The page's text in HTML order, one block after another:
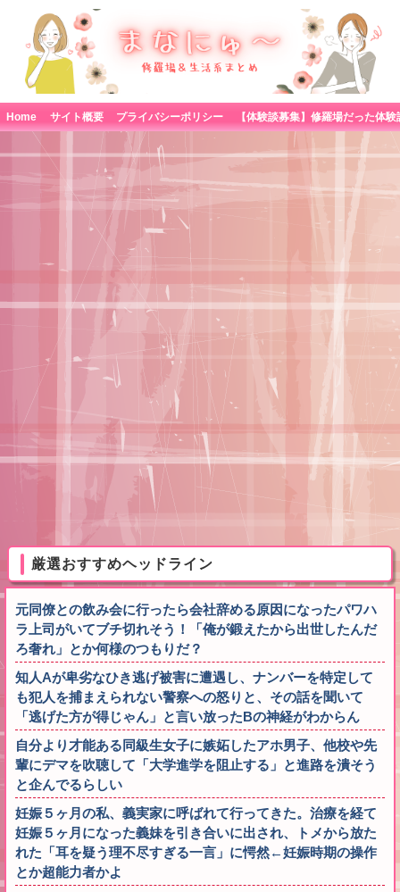
Home サイト概要 プライバシーポリシー
厳選おすすめヘッドライン
元同僚との飲み会に行ったら会社辞める原因になったパワハ
ラ上司がいてブチ切れそう！「俺が鍛えたから出世したんだ
ろ奢れ」とか何様のつもりだ？
知人Aが卑劣なひき逃げ被害に遭遇し、ナンバーを特定して
も犯人を捕まえられない警察への怒りと、その話を聞いて
「逃げた方が得じゃん」と言い放ったBの神経がわからん
自分より才能ある同級生女子に嫉妬したアホ男子、他校や先
輩にデマを吹聴して「大学進学を阻止する」と進路を潰そう
と企んでるらしい
妊娠５ヶ月の私、義実家に呼ばれて行ってきた。治療を経て
妊娠５ヶ月になった義妹を引き合いに出され、トメから放た
れた「耳を疑う理不尽すぎる一言」に愕然←妊娠時期の操作
とか超能力者かよ